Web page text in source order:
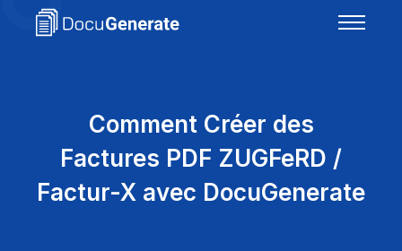
Comment Créer des
Factures PDF ZUGFeRD /
Factur-X avec DocuGenerate